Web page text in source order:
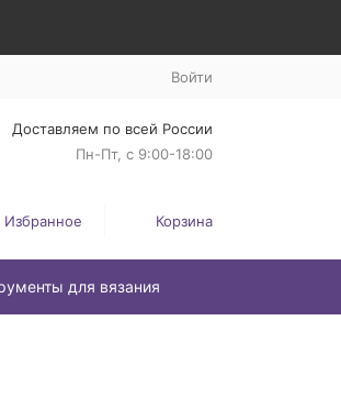
Войти
Доставляем по всей России
Пн-Пт, с 9:00-18:00
Избранное Корзина
для вязания